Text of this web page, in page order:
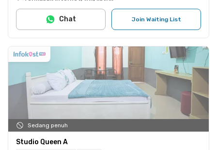
Join Waiting List
Chat
Sedang penuh
Studio Queen A